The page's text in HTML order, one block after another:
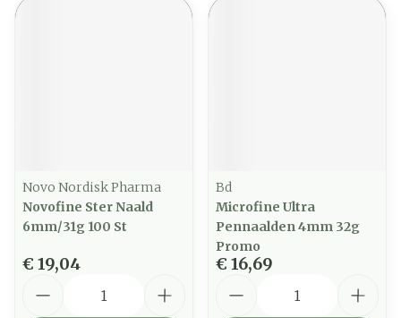
Novo Nordisk Pharma
Novofine Ster Naald
6mm/31g 100 St
€ 19,04
Bd
Microfine Ultra
Pennaalden 4mm 32g
Promo
€ 16,69